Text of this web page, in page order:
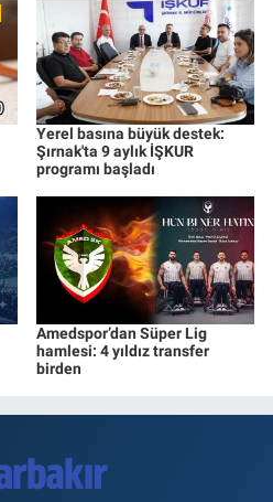
Yerel basına büyük destek:
Şırnak'ta 9 aylık İŞKUR
programı başladı
Amedspor’dan Süper Lig
hamlesi: 4 yıldız transfer
birden